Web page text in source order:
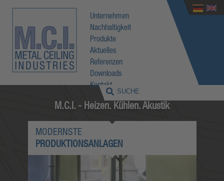
Unternehmen
Nachhaltigkeit
Produkte
Aktuelles
Referenzen
Downloads
Kontakt
M.C.I. - Heizen. Kühlen. Akustik
MODERNSTE
PRODUKTIONSANLAGEN